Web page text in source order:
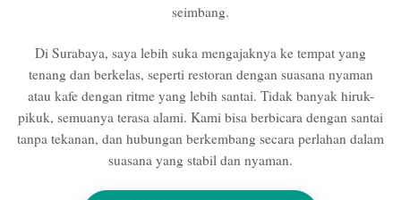
seimbang.
Di Surabaya, saya lebih suka mengajaknya ke tempat yang
tenang dan berkelas, seperti restoran dengan suasana nyaman
atau kafe dengan ritme yang lebih santai. Tidak banyak hiruk-
pikuk, semuanya terasa alami. Kami bisa berbicara dengan santai
tanpa tekanan, dan hubungan berkembang secara perlahan dalam
suasana yang stabil dan nyaman.